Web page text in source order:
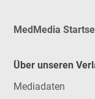
MedMedia
Über unseren
Mediadaten